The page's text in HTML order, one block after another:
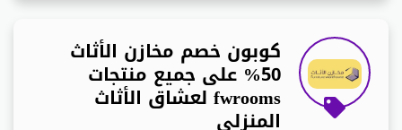
كوبون خصم مخازن الأثاث
50% على جميع منتجات
fwrooms لعشاق الأثاث
المنزلي